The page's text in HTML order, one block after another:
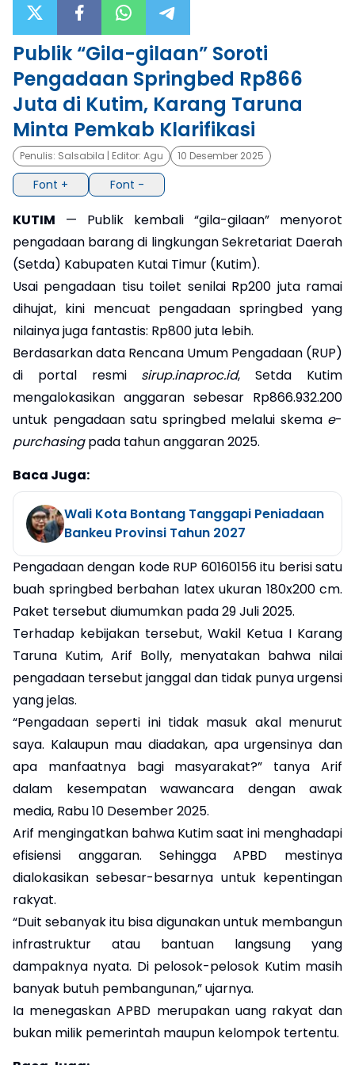
×
Publik “Gila-gilaan” Soroti
Pengadaan Springbed Rp866
Juta di Kutim, Karang Taruna
Minta Pemkab Klarifikasi
Penulis: Salsabila | Editor: Agu 10 Desember 2025
Font + Font -
KUTIM — Publik kembali “gila-gilaan” menyorot
pengadaan barang di lingkungan Sekretariat Daerah
(Setda) Kabupaten Kutai Timur (Kutim).
Usai pengadaan tisu toilet senilai Rp200 juta ramai
dihujat, kini mencuat pengadaan springbed yang
nilainya juga fantastis: Rp800 juta lebih.
Berdasarkan data Rencana Umum Pengadaan (RUP)
di portal resmi sirup.inaproc.id, Setda Kutim
mengalokasikan anggaran sebesar Rp866.932.200
untuk pengadaan satu springbed melalui skema e-
purchasingpada tahun anggaran 2025.
Baca Juga:
Wali Kota Bontang Tanggapi Peniadaan
Bankeu Provinsi Tahun 2027
Pengadaan dengan kode RUP 60160156 itu berisi satu
buah springbed berbahan latex ukuran 180x200 cm.
Paket tersebut diumumkan pada 29 Juli 2025.
Terhadap kebijakan tersebut, Wakil Ketua I Karang
Taruna Kutim, Arif Bolly, menyatakan bahwa nilai
pengadaan tersebut janggal dan tidak punya urgensi
yang jelas.
“Pengadaan seperti ini tidak masuk akal menurut
saya. Kalaupun mau diadakan, apa urgensinya dan
apa manfaatnya bagi masyarakat?” tanya Arif
dalam kesempatan wawancara dengan awak
media, Rabu 10 Desember 2025.
Arif mengingatkan bahwa Kutim saat ini menghadapi
efisiensi anggaran. Sehingga APBD mestinya
dialokasikan sebesar-besarnya untuk kepentingan
rakyat.
“Duit sebanyak itu bisa digunakan untuk membangun
infrastruktur atau bantuan langsung yang
dampaknya nyata. Di pelosok-pelosok Kutim masih
banyak butuh pembangunan,” ujarnya.
Ia menegaskan APBD merupakan uang rakyat dan
bukan milik pemerintah maupun kelompok tertentu.